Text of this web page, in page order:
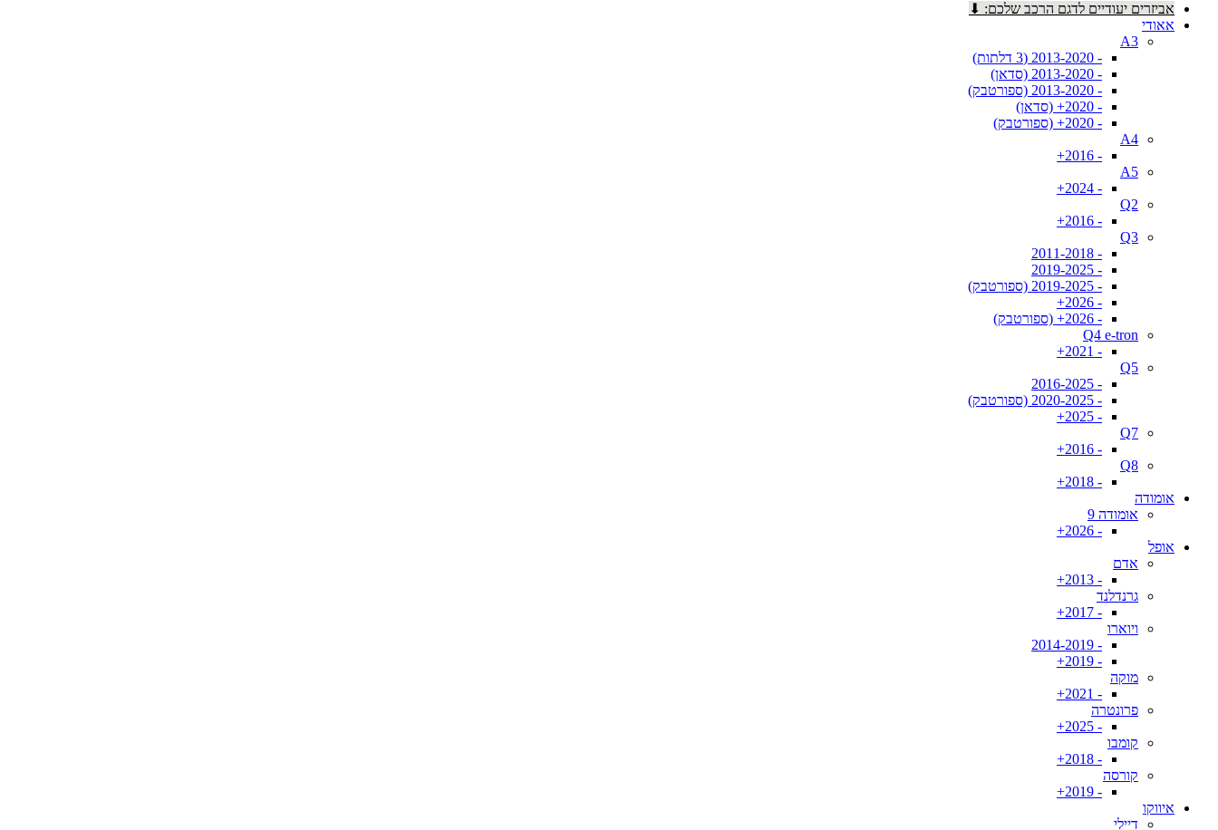
אביזרים יעודיים לדגם הרכב שלכם: ⬇
אאודי
A3
- 2013-2020 (3 דלתות)
- 2013-2020 (סדאן)
- 2013-2020 (ספורטבק)
- 2020+ (סדאן)
- 2020+ (ספורטבק)
A4
- 2016+
A5
- 2024+
Q2
- 2016+
Q3
- 2011-2018
- 2019-2025
- 2019-2025 (ספורטבק)
- 2026+
- 2026+ (ספורטבק)
Q4 e-tron
- 2021+
Q5
- 2016-2025
- 2020-2025 (ספורטבק)
- 2025+
Q7
- 2016+
Q8
- 2018+
אומודה
אומודה 9
- 2026+
אופל
אדם
- 2013+
גרנדלנד
- 2017+
ויוארו
- 2014-2019
- 2019+
מוקה
- 2021+
פרונטרה
- 2025+
קומבו
- 2018+
קורסה
- 2019+
איווקו
דיילי